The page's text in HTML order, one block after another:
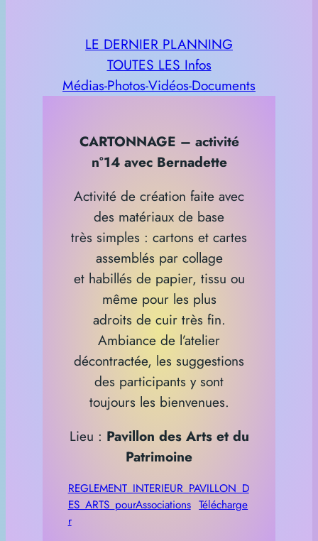
LE DERNIER PLANNING
TOUTES LES Infos
Médias-Photos-Vidéos-Documents
CARTONNAGE – activité
n°14 avec Bernadette
Activité de création faite avec
des matériaux de base
très simples : cartons et cartes
assemblés par collage
et habillés de papier, tissu ou
même pour les plus
adroits de cuir très fin.
Ambiance de l’atelier
décontractée, les suggestions
des participants y sont
toujours les bienvenues.
Lieu : Pavillon des Arts et du
Patrimoine
REGLEMENT_INTERIEUR_PAVILLON_D
ES_ARTS_pourAssociations Télécharge
r